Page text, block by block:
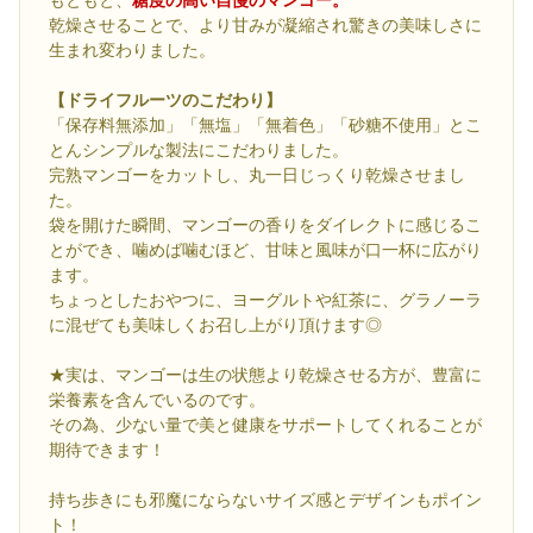
乾燥させることで、より甘みが凝縮され驚きの美味しさに
生まれ変わりました。
【ドライフルーツのこだわり】
「保存料無添加」「無塩」「無着色」「砂糖不使用」とこ
とんシンプルな製法にこだわりました。
完熟マンゴーをカットし、丸一日じっくり乾燥させまし
た。
袋を開けた瞬間、マンゴーの香りをダイレクトに感じるこ
とができ、噛めば噛むほど、甘味と風味が口一杯に広がり
ます。
ちょっとしたおやつに、ヨーグルトや紅茶に、グラノーラ
に混ぜても美味しくお召し上がり頂けます◎
★実は、マンゴーは生の状態より乾燥させる方が、豊富に
栄養素を含んでいるのです。
その為、少ない量で美と健康をサポートしてくれることが
期待できます！
持ち歩きにも邪魔にならないサイズ感とデザインもポイン
ト！